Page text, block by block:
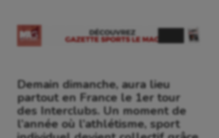
Aéronautique
Demain dimanche, aura lieu
partout en France le 1er tour
des Interclubs. Un moment de
l’année où l’athlétisme, sport